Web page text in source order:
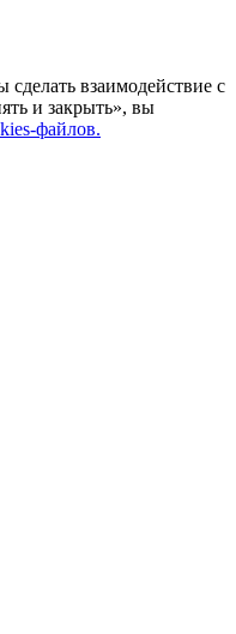
взаимодействие с
и закрыть», вы
файлов.